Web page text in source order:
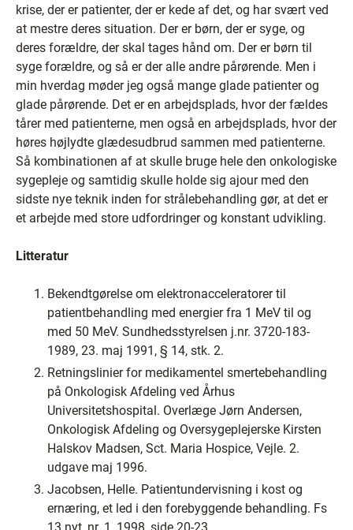
krise, der er patienter, der er kede af det, og har svært ved
at mestre deres situation. Der er børn, der er syge, og
deres forældre, der skal tages hånd om. Der er børn til
syge forældre, og så er der alle andre pårørende. Men i
min hverdag møder jeg også mange glade patienter og
glade pårørende. Det er en arbejdsplads, hvor der fældes
tårer med patienterne, men også en arbejdsplads, hvor der
høres højlydte glædesudbrud sammen med patienterne.
Så kombinationen af at skulle bruge hele den onkologiske
sygepleje og samtidig skulle holde sig ajour med den
sidste nye teknik inden for strålebehandling gør, at det er
et arbejde med store udfordringer og konstant udvikling.
Litteratur
Bekendtgørelse om elektronacceleratorer til
patientbehandling med energier fra 1 MeV til og
med 50 MeV. Sundhedsstyrelsen j.nr. 3720-183-
1989, 23. maj 1991, § 14, stk. 2.
Retningslinier for medikamentel smertebehandling
på Onkologisk Afdeling ved Århus
Universitetshospital. Overlæge Jørn Andersen,
Onkologisk Afdeling og Oversygeplejerske Kirsten
Halskov Madsen, Sct. Maria Hospice, Vejle. 2.
udgave maj 1996.
Jacobsen, Helle. Patientundervisning i kost og
ernæring, et led i den forebyggende behandling. Fs